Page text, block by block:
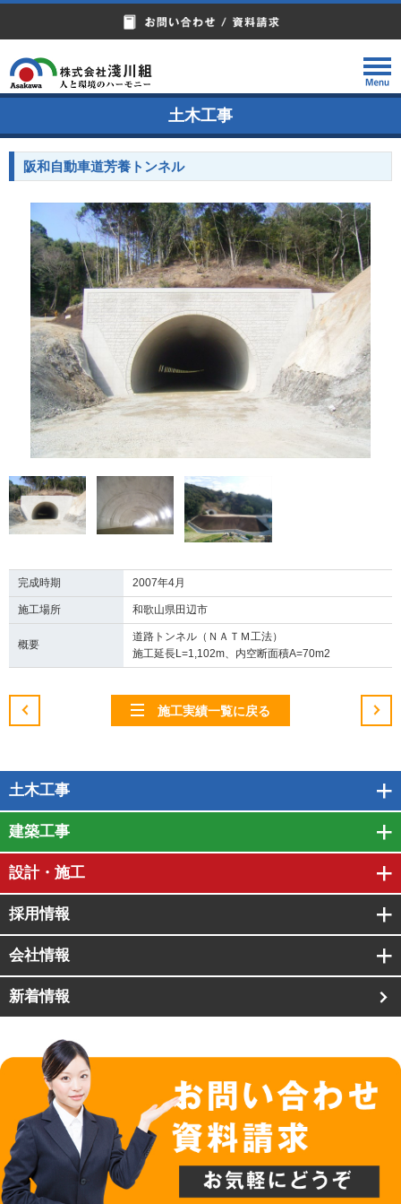
土木工事
阪和自動車道芳養トンネル
完成時期 2007年4月
施工場所 和歌山県田辺市
概要
道路トンネル（ＮＡＴＭ工法）
施工延長L=1,102m、内空断面積A=70m2
施工実績一覧に戻る
土木工事
建築工事
設計・施工
採用情報
会社情報
新着情報